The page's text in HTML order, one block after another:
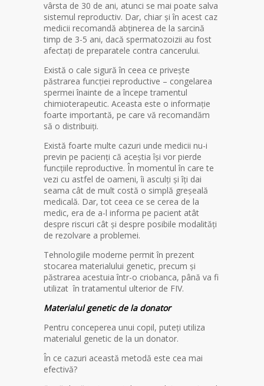
vârsta de 30 de ani, atunci se mai poate salva
sistemul reproductiv. Dar, chiar și în acest caz
medicii recomandă abținerea de la sarcină
timp de 3-5 ani, dacă spermatozoizii au fost
afectați de preparatele contra cancerului.
Există o cale sigură în ceea ce privește
păstrarea funcției reproductive – congelarea
spermei înainte de a începe tramentul
chimioterapeutic. Aceasta este o informație
foarte importantă, pe care vă recomandăm
să o distribuiți.
Există foarte multe cazuri unde medicii nu-i
previn pe pacienți că aceștia își vor pierde
funcțiile reproductive. În momentul în care te
vezi cu astfel de oameni, îi asculți și îți dai
seama cât de mult costă o simplă greșeală
medicală. Dar, tot ceea ce se cerea de la
medic, era de a-l informa pe pacient atât
despre riscuri cât și despre posibile modalități
de rezolvare a problemei.
Tehnologiile moderne permit în prezent
stocarea materialului genetic, precum și
păstrarea acestuia într-o criobanca, până va fi
utilizat în tratamentul ulterior de FIV.
Materialul genetic de la donator
Pentru conceperea unui copil, puteți utiliza
materialul genetic de la un donator.
În ce cazuri această metodă este cea mai
efectivă?